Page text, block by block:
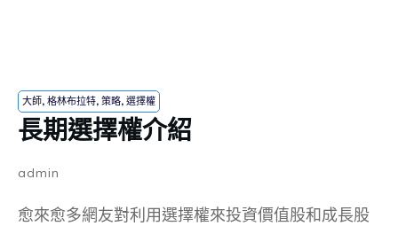
大師, 格林布拉特, 策略, 選擇權
長期選擇權介紹
admin
愈來愈多網友對利用選擇權來投資價值股和成長股